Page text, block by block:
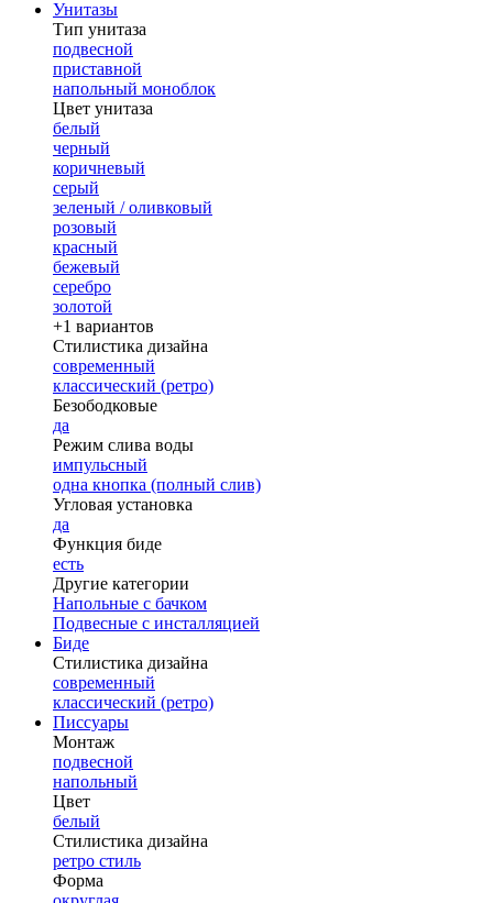
Унитазы
Тип унитаза
подвесной
приставной
напольный моноблок
Цвет унитаза
белый
черный
коричневый
серый
зеленый / оливковый
розовый
красный
бежевый
серебро
золотой
+1 вариантов
Стилистика дизайна
современный
классический (ретро)
Безободковые
да
Режим слива воды
импульсный
одна кнопка (полный слив)
Угловая установка
да
Функция биде
есть
Другие категории
Напольные с бачком
Подвесные с инсталляцией
Биде
Стилистика дизайна
современный
классический (ретро)
Писсуары
Монтаж
подвесной
напольный
Цвет
белый
Стилистика дизайна
ретро стиль
Форма